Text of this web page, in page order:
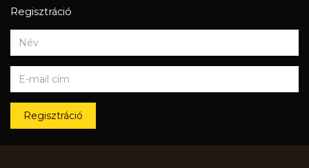
Regisztráció
Regisztráció